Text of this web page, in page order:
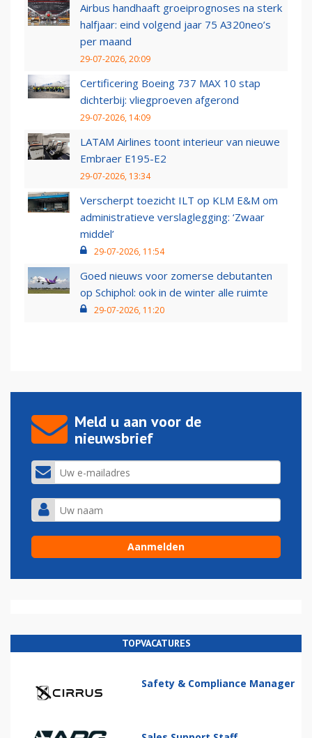
Airbus handhaaft groeiprognoses na sterk
halfjaar: eind volgend jaar 75 A320neo’s
per maand
29-07-2026, 20:09
Certificering Boeing 737 MAX 10 stap
dichterbij: vliegproeven afgerond
29-07-2026, 14:09
LATAM Airlines toont interieur van nieuwe
Embraer E195-E2
29-07-2026, 13:34
Verscherpt toezicht ILT op KLM E&M om
administratieve verslaglegging: ‘Zwaar
middel’
29-07-2026, 11:54
Goed nieuws voor zomerse debutanten
op Schiphol: ook in de winter alle ruimte
29-07-2026, 11:20
Meld u aan voor de
nieuwsbrief
TOPVACATURES
Safety & Compliance Manager